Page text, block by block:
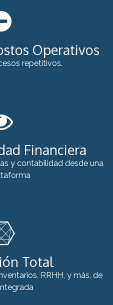
Operativos
repetitivos.
Financiera
y contabilidad desde una
Total
RRHH, y más, de